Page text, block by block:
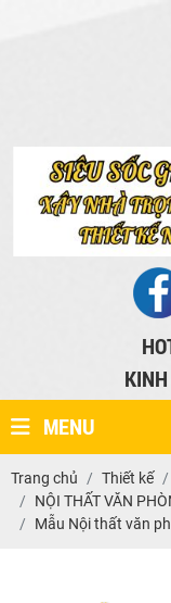
MENU
Trang chủ Thiết kế
NỘI THẤT VĂN
Mẫu Nội thất văn